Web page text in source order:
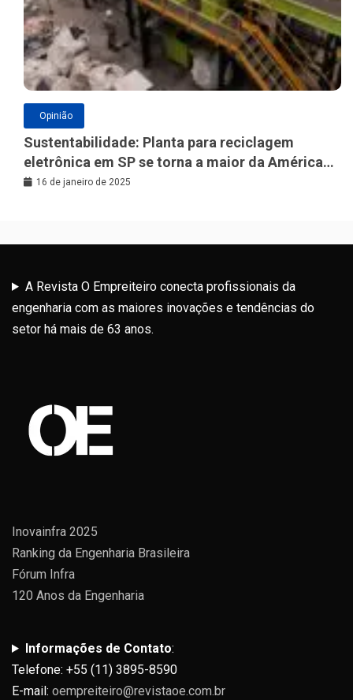
Opinião
Sustentabilidade: Planta para reciclagem
eletrônica em SP se torna a maior da América
Latina
16 de janeiro de 2025
A Revista O Empreiteiro conecta profissionais da
engenharia com as maiores inovações e tendências do
setor há mais de 63 anos.
Inovainfra 2025
Ranking da Engenharia Brasileira
Fórum Infra
120 Anos da Engenharia
Informações de Contato:
Telefone: +55 (11) 3895-8590
E-mail: oempreiteiro@revistaoe.com.br